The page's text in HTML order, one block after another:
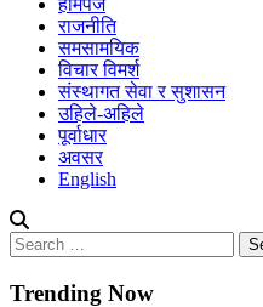
होमपेज
राजनीति
समसामयिक
विचार विमर्श
संस्थागत सेवा र सुशासन
उहिले-अहिले
पूर्वाधार
अवसर
English
Search
for:
Trending Now